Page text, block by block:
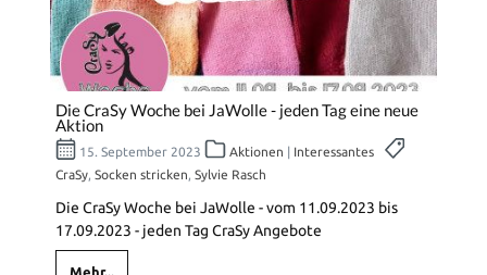
Die CraSy Woche bei JaWolle - jeden Tag eine neue
Aktion
15. September 2023 Aktionen | Interessantes
CraSy Socken stricken Sylvie Rasch
Die CraSy Woche bei JaWolle - vom 11.09.2023 bis
17.09.2023 - jeden Tag CraSy Angebote
Mehr...